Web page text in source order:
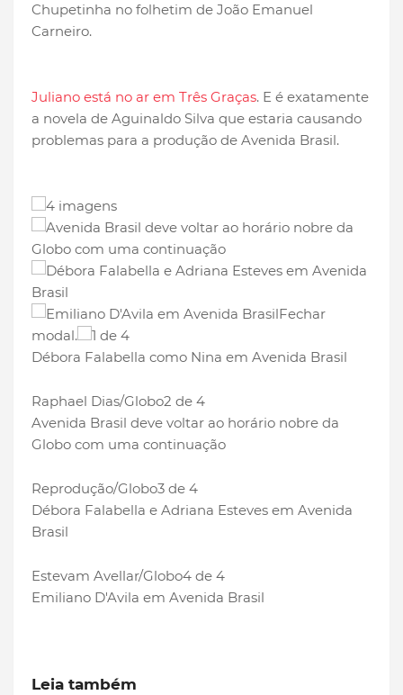
Chupetinha no folhetim de João Emanuel
Carneiro.
Juliano está no ar em Três Graças. E é exatamente
a novela de Aguinaldo Silva que estaria causando
problemas para a produção de Avenida Brasil.
4 imagens
Fechar
modal.
1 de 4
Débora Falabella como Nina em Avenida Brasil
Raphael Dias/Globo2 de 4
Avenida Brasil deve voltar ao horário nobre da
Globo com uma continuação
Reprodução/Globo3 de 4
Débora Falabella e Adriana Esteves em Avenida
Brasil
Estevam Avellar/Globo4 de 4
Emiliano D'Avila em Avenida Brasil
Leia também